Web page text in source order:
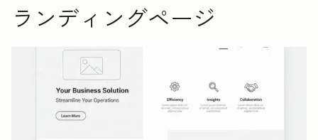
ランディングページ